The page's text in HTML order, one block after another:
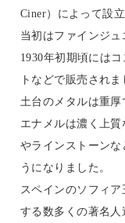
Ciner）によって設
当初はファインジュ
1930年初期頃には
トなどで販売されま
土台のメタルは重厚
エナメルは濃く上
やラインストーンな
うになりました。
スペインのソフィ
する数多くの著名人